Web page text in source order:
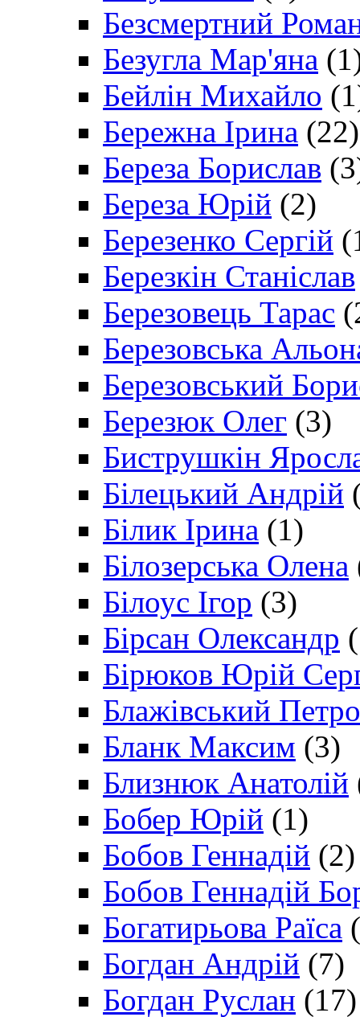
Безсмертний
Безугла Мар'яна
Бейлін Михайло
Бережна Ірина (22)
Береза Борислав
Береза Юрій (2)
Березенко Сергій
Березкін Станіслав
Березовець Тарас
Березовська
Березовський
Березюк Олег (3)
Биструшкін
Білецький Андрій
Білик Ірина (1)
Білозерська Олена
Білоус Ігор (3)
Бірсан Олександр
Бірюков Юрій
Блажівський Петро
Бланк Максим (3)
Близнюк Анатолій
Бобер Юрій (1)
Бобов Геннадій (2)
Бобов Геннадій
Богатирьова Раїса
Богдан Андрій (7)
Богдан Руслан (17)